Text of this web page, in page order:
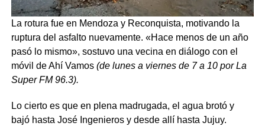
La rotura fue en Mendoza y Reconquista, motivando la
ruptura del asfalto nuevamente. «Hace menos de un año
pasó lo mismo», sostuvo una vecina en diálogo con el
móvil de Ahí Vamos (de lunes a viernes de 7 a 10 por La
Super FM 96.3).
Lo cierto es que en plena madrugada, el agua brotó y
bajó hasta José Ingenieros y desde allí hasta Jujuy.